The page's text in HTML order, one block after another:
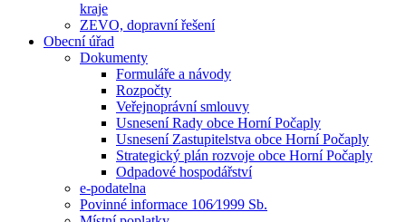
kraje
ZEVO, dopravní řešení
Obecní úřad
Dokumenty
Formuláře a návody
Rozpočty
Veřejnoprávní smlouvy
Usnesení Rady obce Horní Počaply
Usnesení Zastupitelstva obce Horní Počaply
Strategický plán rozvoje obce Horní Počaply
Odpadové hospodářství
e-podatelna
Povinné informace 106⁄1999 Sb.